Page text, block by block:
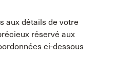
aux détails de votre
réservé aux
ci-dessous